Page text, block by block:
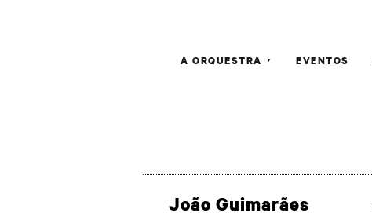
A ORQUESTRA ▼ EVENTOS
João Guimarães